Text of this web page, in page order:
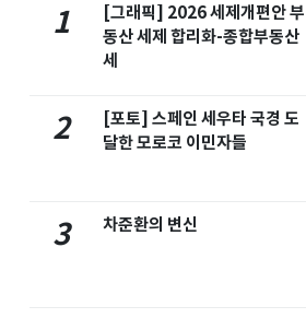
1
[그래픽] 2026 세제개편안 부
동산 세제 합리화-종합부동산
세
2
[포토] 스페인 세우타 국경 도
달한 모로코 이민자들
3 차준환의 변신